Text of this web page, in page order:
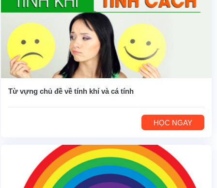
Từ vựng chủ đề về tính khí và cá tính
HỌC NGAY